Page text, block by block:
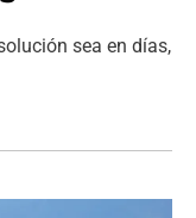
sea en días,